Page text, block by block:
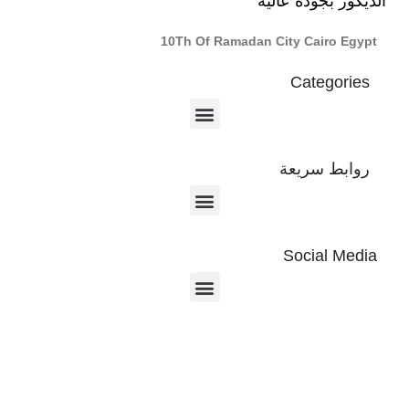
10Th Of Ramadan City Cairo Egypt
Categories
روابط سريعة
Social Media